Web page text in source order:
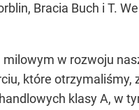
Bracia Buch i T.
w rozwoju
które
klasy A, w